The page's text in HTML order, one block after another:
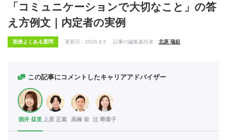
「コミュニケーションで大切なこと」の答
え方例文｜内定者の実例
面接よくある質問 更新日： 2026.8.5 記事の編集責任者： 北原 瑞起
この記事にコメントしたキャリアアドバイザー
酒井 栞里 上原 正嵩 高橋 宙 辻 華菜子